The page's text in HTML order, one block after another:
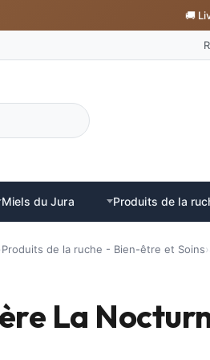
🚚
Miels du Jura Produits de la
Produits de la ruche - Bien-être et Soins›
La